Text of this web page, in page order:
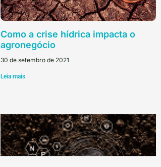
Como a crise hídrica impacta o
agronegócio
30 de setembro de 2021
Leia mais